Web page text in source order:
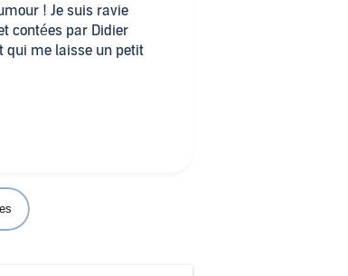
! Je suis ravie
contées par Didier
qui me laisse un petit